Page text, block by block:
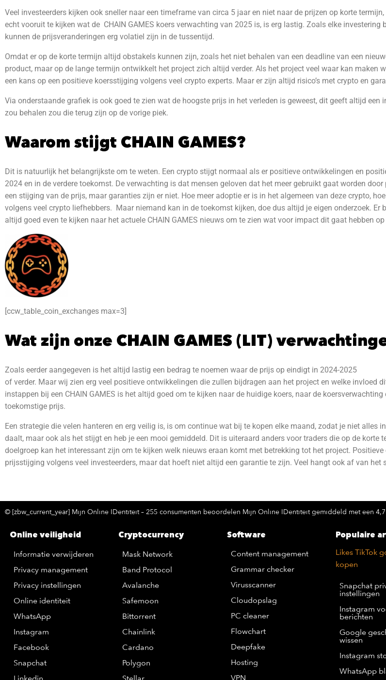
Veel investeerders kijken ook sneller naar een timeframe van circa 5 jaar en niet naar de prijzen op korte
echt vooruit te kijken wat de CHAIN GAMES koers verwachting van 2025 is, is erg lastig. Zoals elke investering
kunnen de prijsveranderingen erg volatiel zijn in de tussentijd.
Omdat er op de korte termijn altijd obstakels kunnen zijn, zoals het niet behalen van een deadline van een
product, maar op de lange termijn ontwikkelt het project zich altijd verder. Als het project veel waar kan maken
een kans op een positieve koersstijging volgens veel crypto experts. Maar er zijn altijd risico’s met crypto en
Via onderstaande grafiek is ook goed te zien wat de hoogste prijs in het verleden is geweest, dit geeft altijd een
zou behalen zou die terug zijn op de vorige piek.
Waarom stijgt CHAIN GAMES?
Dit is natuurlijk het belangrijkste om te weten. Een crypto stijgt normaal als er positieve ontwikkelingen en
2024 en in de verdere toekomst. De verwachting is dat mensen geloven dat het meer gebruikt gaat worden
een stijging van de prijs, maar garanties zijn er niet. Hoe meer adoptie er is in het algemeen van deze crypto,
volgens veel crypto liefhebbers. Maar niemand kan in de toekomst kijken, doe dus altijd je eigen onderzoek. Er
altijd goed even te kijken naar het actuele CHAIN GAMES nieuws om te zien wat voor impact dit gaat hebben
[ccw_table_coin_exchanges max=3]
Wat zijn onze CHAIN GAMES (LIT)
Zoals eerder aangegeven is het altijd lastig een bedrag te noemen waar de prijs op eindigt in 2024-2025
of verder. Maar wij zien erg veel positieve ontwikkelingen die zullen bijdragen aan het project en welke invloed
instappen bij een CHAIN GAMES is het altijd goed om te kijken naar de huidige koers, naar de
toekomstige prijs.
Een strategie die velen hanteren en erg veilig is, is om continue wat bij te kopen elke maand, zodat je niet alles
daalt, maar ook als het stijgt en heb je een mooi gemiddeld. Dit is uiteraard anders voor traders die op de
doelgroep kan het interessant zijn om te kijken welk nieuws eraan komt met betrekking tot het project.
prijsstijging volgens veel investeerders, maar dat hoeft niet altijd een garantie te zijn. Veel hangt ook af van het
© [zbw_current_year] Mijn Online IDentiteit – 255 consumenten beoordelen Mijn Online IDentiteit gemiddeld met een
Online veiligheid
Informatie verwijderen
Privacy management
Privacy instellingen
Online identiteit
WhatsApp
Instagram
Facebook
Snapchat
Cryptocurrency
Mask Network
Band Protocol
Avalanche
Safemoon
Bittorrent
Chainlink
Cardano
Polygon
Software
Content management
Grammar checker
Virusscanner
Cloudopslag
PC cleaner
Flowchart
Deepfake
Hosting
VPN
Populaire
Likes TikTok
kopen
Snapchat
instellingen
Instagram
berichten
Google
wissen
Instagram
WhatsApp